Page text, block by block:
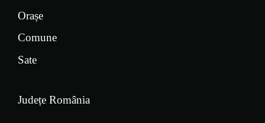
Orașe
Comune
Sate
Județe România